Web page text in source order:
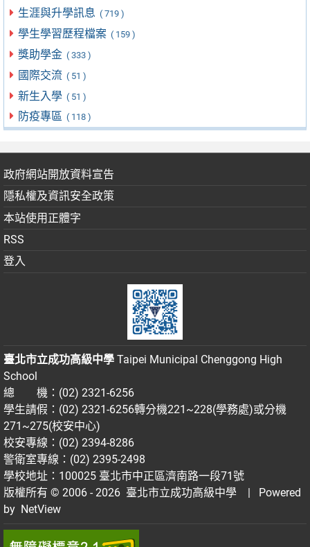
生涯與升學訊息 ( 719 )
學生學習歷程檔案 ( 159 )
獎助學金 ( 333 )
國際交流 ( 51 )
新生入學 ( 51 )
防疫專區 ( 118 )
政府網站開放資料宣告
隱私權及資訊安全政策
本站使用正體字
RSS
登入
臺北市立成功高級中學 Taipei Municipal Chenggong High
School
總 機：(02) 2321-6256
學生請假：(02) 2321-6256轉分機221~228(學務處)或分機
271~275(校安中心)
校安專線：(02) 2394-8286
警衛室專線：(02) 2395-2498
學校地址：100025 臺北市中正區濟南路一段71號
版權所有 © 2006 - 2026 臺北市立成功高級中學
| Powered
by NetView